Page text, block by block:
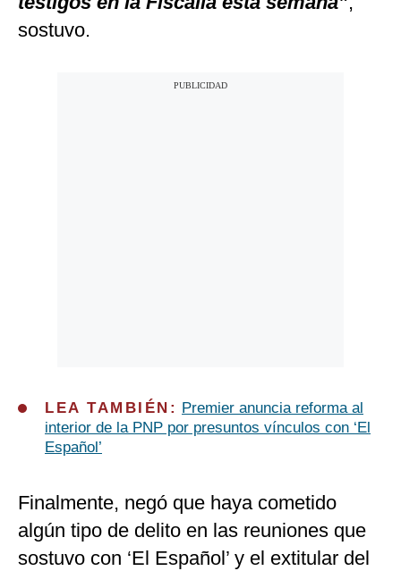
sostuvo.
LEA TAMBIÉN:
Premier anuncia reforma al
interior de la PNP por presuntos vínculos con ‘El
Español’
Finalmente, negó que haya cometido
algún tipo de delito en las reuniones que
sostuvo con ‘El Español’ y el extitular del